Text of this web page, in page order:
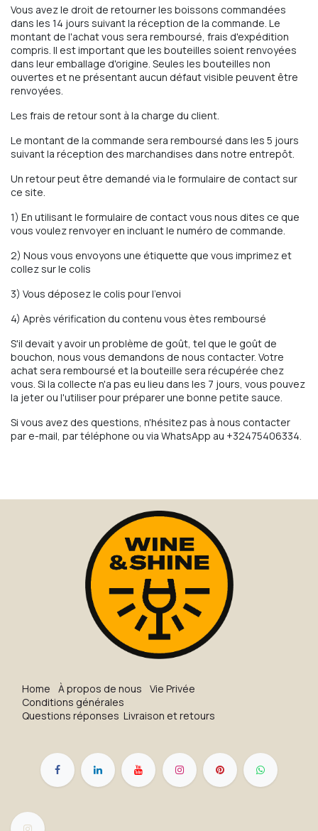
Vous avez le droit de retourner les boissons commandées
dans les 14 jours suivant la réception de la commande. Le
montant de l'achat vous sera remboursé, frais d'expédition
compris. Il est important que les bouteilles soient renvoyées
dans leur emballage d'origine. Seules les bouteilles non
ouvertes et ne présentant aucun défaut visible peuvent être
renvoyées.
Les frais de retour sont à la charge du client.
Le montant de la commande sera remboursé dans les 5 jours
suivant la réception des marchandises dans notre entrepôt.
Un retour peut être demandé via le formulaire de contact sur
ce site.
1) En utilisant le formulaire de contact vous nous dites ce que
vous voulez renvoyer en incluant le numéro de commande.
2) Nous vous envoyons une étiquette que vous imprimez et
collez sur le colis
3) Vous déposez le colis pour l'envoi
4) Après vérification du contenu vous ètes remboursé
S'il devait y avoir un problème de goût, tel que le goût de
bouchon, nous vous demandons de nous contacter. Votre
achat sera remboursé et la bouteille sera récupérée chez
vous. Si la collecte n'a pas eu lieu dans les 7 jours, vous pouvez
la jeter ou l'utiliser pour préparer une bonne petite sauce.
Si vous avez des questions, n'hésitez pas à nous contacter
par e-mail, par téléphone ou via WhatsApp au +32475406334.
H​o​me À propos de nous
Vie Privée
Conditions générales
Questions réponses Livraison et retours